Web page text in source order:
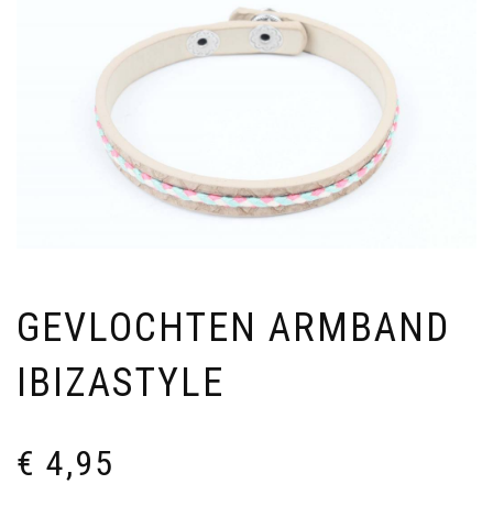
GEVLOCHTEN ARMBAND
IBIZASTYLE
€ 4,95